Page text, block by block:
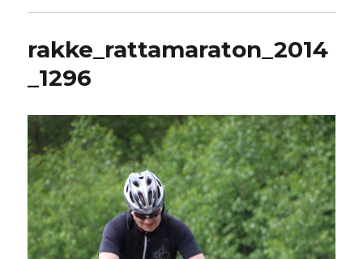
rakke_rattamaraton_2014
_1296